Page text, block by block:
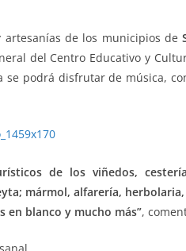
artesanías de los municipios de
del Centro Educativo y
podrá disfrutar de música,
de los viñedos,
mármol, alfarería,
en blanco y mucho más”,